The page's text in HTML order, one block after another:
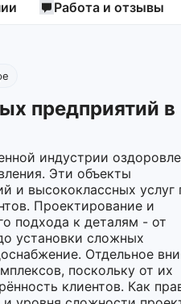
Работа и отзывы
предприятий в
индустрии
Эти объекты
и высококлассных услуг
Проектирование и
подхода к деталям - от
установки сложных
Отдельное
поскольку от их
клиентов. Как